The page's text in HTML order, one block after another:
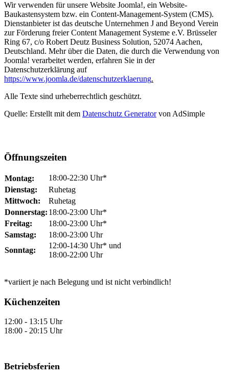
Wir verwenden für unsere Website Joomla!, ein Website-
Baukastensystem bzw. ein Content-Management-System (CMS).
Dienstanbieter ist das deutsche Unternehmen J and Beyond Verein
zur Förderung freier Content Management Systeme e.V. Brüsseler
Ring 67, c/o Robert Deutz Business Solution, 52074 Aachen,
Deutschland. Mehr über die Daten, die durch die Verwendung von
Joomla! verarbeitet werden, erfahren Sie in der
Datenschutzerklärung auf
https://www.joomla.de/datenschutzerklaerung.
Alle Texte sind urheberrechtlich geschützt.
Quelle: Erstellt mit dem Datenschutz Generatorvon AdSimple
Öffnungszeiten
Montag:
18:00-22:30 Uhr*
Dienstag:
Ruhetag
Mittwoch:
Ruhetag
Donnerstag: 18:00-23:00 Uhr*
Freitag:
18:00-23:00 Uhr*
Samstag:
18:00-23:00 Uhr
Sonntag:
12:00-14:30 Uhr* und
18:00-22:00 Uhr
*variiert je nach Belegung und ist nicht verbindlich!
Küchenzeiten
12:00 - 13:15 Uhr
18:00 - 20:15 Uhr
Betriebsferien